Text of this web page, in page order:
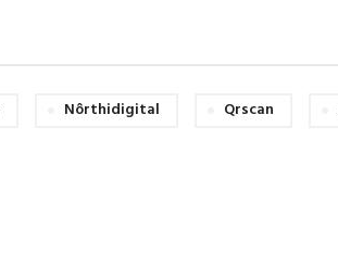
Nôrthidigital Qrscan